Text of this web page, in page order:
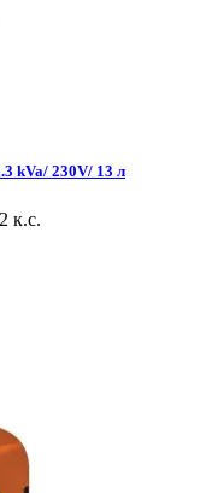
kVa/ 230V/ 13 л
к.с.